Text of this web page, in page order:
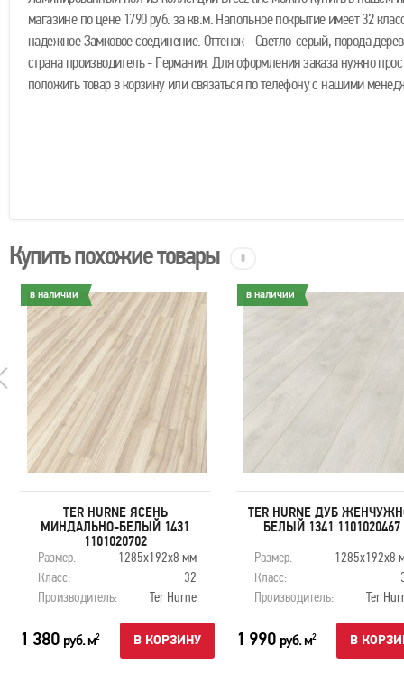
магазине по цене 1790 руб. за кв.м. Напольное покрытие имеет 32
надежное Замковое соединение. Оттенок - Светло-серый, порода
страна производитель - Германия. Для оформления заказа нужно
положить товар в корзину или связаться по телефону с нашими
Купить похожие товары 8
в наличии
TER HURNE ЯСЕНЬ
МИНДАЛЬНО-БЕЛЫЙ 1431
1101020702
Размер:
1285x192x8 мм
Класс:
32
Производитель:
Ter Hurne
1 380 руб. м2 В КОРЗИНУ
в наличии
TER HURNE ДУБ
БЕЛЫЙ 1341 1101020467
Размер:
1285x192x8
Класс:
Производитель:
Ter
1 990 руб. м2 В